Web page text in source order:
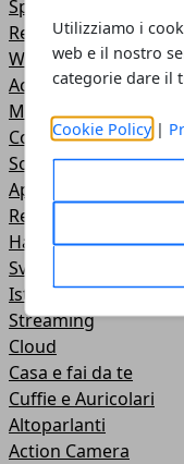
Utilizziamo i
web e il nostro
categorie dare il
Cookie Policy |
Sport
Relazioni
Web e Social
Accessori
Mobile
Comprare online
Social Network
Applicazioni
Rete
Hardware
Sviluppo Web
Istruzione
Streaming
Cloud
Casa e fai da te
Cuffie e Auricolari
Altoparlanti
Action Camera